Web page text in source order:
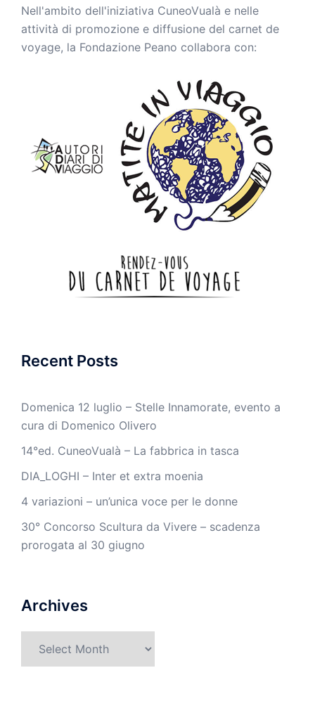
Nell'ambito dell'iniziativa CuneoVualà e nelle
attività di promozione e diffusione del carnet de
voyage, la Fondazione Peano collabora con:
Recent Posts
Domenica 12 luglio – Stelle Innamorate, evento a
cura di Domenico Olivero
14°ed. CuneoVualà – La fabbrica in tasca
DIA_LOGHI – Inter et extra moenia
4 variazioni – un’unica voce per le donne
30° Concorso Scultura da Vivere – scadenza
prorogata al 30 giugno
Archives